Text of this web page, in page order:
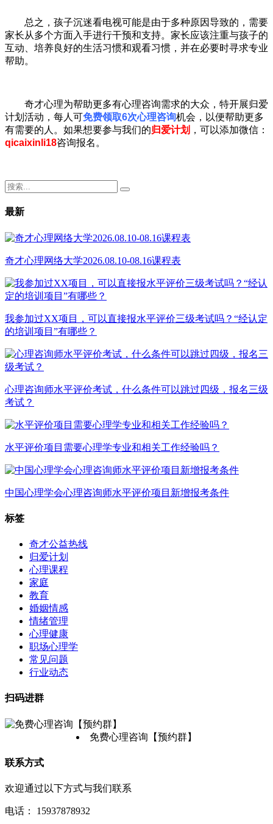
总之，孩子沉迷看电视可能是由于多种原因导致的，需要
家长从多个方面入手进行干预和支持。家长应该注重与孩子的
互动、培养良好的生活习惯和观看习惯，并在必要时寻求专业
帮助。
奇才心理为帮助更多有心理咨询需求的大众，特开展归爱
计划活动，每人可免费领取6次心理咨询机会，以便帮助更多
有需要的人。如果想要参与我们的归爱计划 ，可以添加微信：
qicaixinli18咨询报名。
最新
奇才心理网络大学2026.08.10-08.16课程表
我参加过XX项目，可以直接报水平评价三级考试吗？“经认定
的培训项目”有哪些？
心理咨询师水平评价考试，什么条件可以跳过四级，报名三级
考试？
水平评价项目需要心理学专业和相关工作经验吗？
中国心理学会心理咨询师水平评价项目新增报考条件
标签
奇才公益热线
归爱计划
心理课程
家庭
教育
婚姻情感
情绪管理
心理健康
职场心理学
常见问题
行业动态
扫码进群
免费心理咨询【预约群】
联系方式
欢迎通过以下方式与我们联系
电话： 15937878932